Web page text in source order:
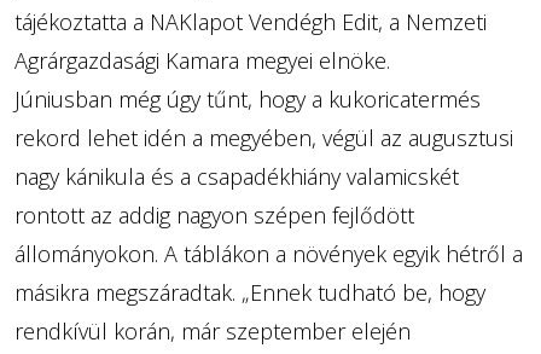
tájékoztatta a NAKlapot Vendégh Edit, a Nemzeti
Agrárgazdasági Kamara megyei elnöke.
Júniusban még úgy tűnt, hogy a kukoricatermés
rekord lehet idén a megyében, végül az augusztusi
nagy kánikula és a csapadékhiány valamicskét
rontott az addig nagyon szépen fejlődött
állományokon. A táblákon a növények egyik hétről a
másikra megszáradtak. „Ennek tudható be, hogy
rendkívül korán, már szeptember elején